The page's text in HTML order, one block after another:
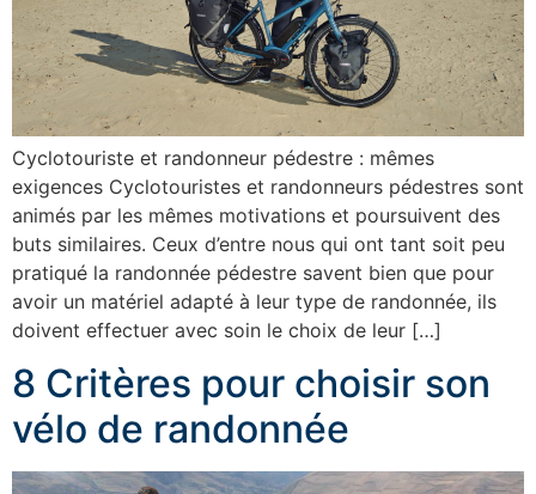
Cyclotouriste et randonneur pédestre : mêmes
exigences Cyclotouristes et randonneurs pédestres sont
animés par les mêmes motivations et poursuivent des
buts similaires. Ceux d’entre nous qui ont tant soit peu
pratiqué la randonnée pédestre savent bien que pour
avoir un matériel adapté à leur type de randonnée, ils
doivent effectuer avec soin le choix de leur […]
8 Critères pour choisir son
vélo de randonnée